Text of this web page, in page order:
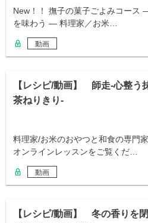
New！！ 撫子の菓子ごよみコース
を味わう ― 料理家／お米…
動画
【レシピ/動画】 師走-心整う
茶ねりきり-
料理家/お米のおやつと和食の専門
オンラインレッスンをご覧くだ…
動画
【レシピ/動画】 冬の香りを閉